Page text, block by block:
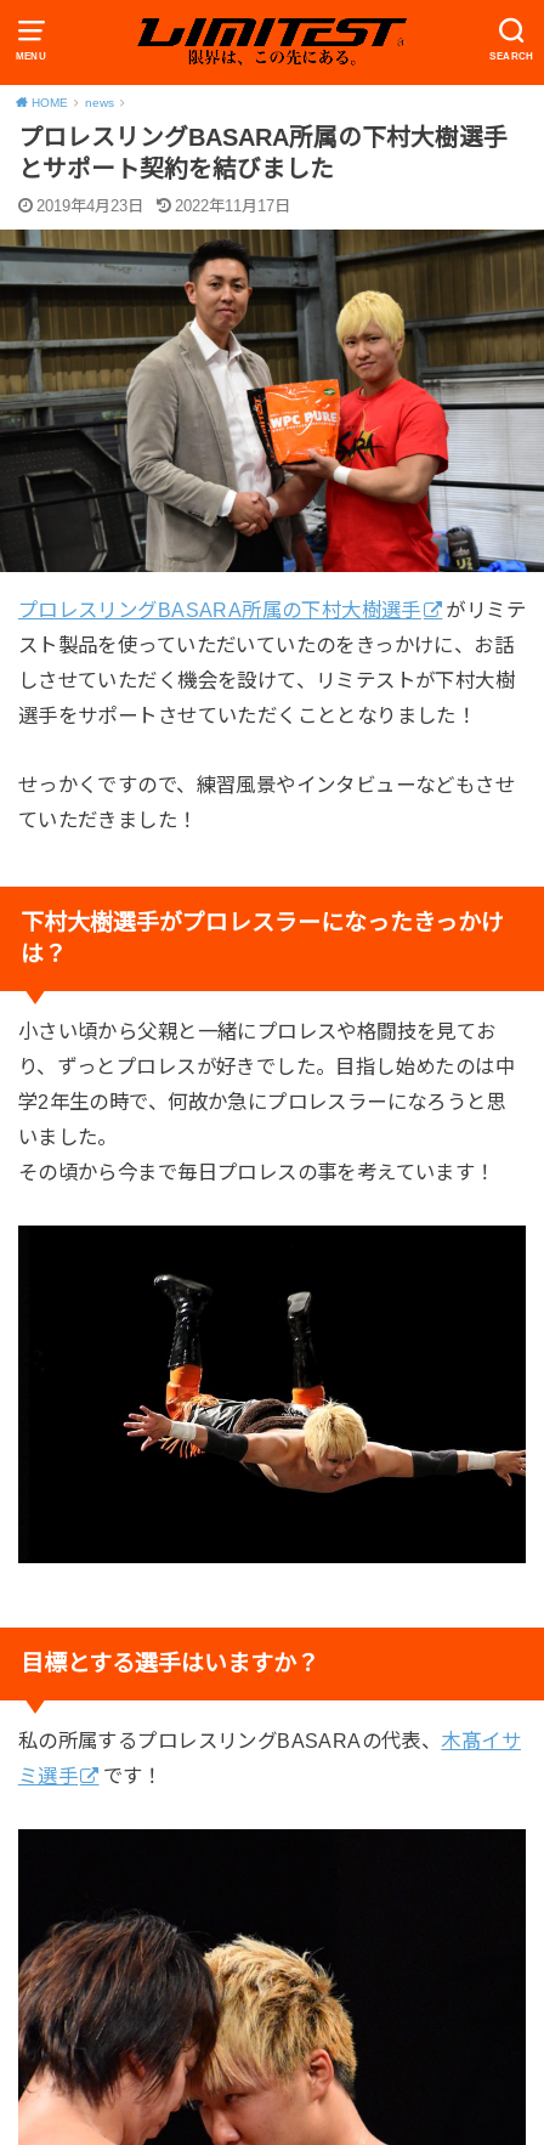
MENU SEARCH
HOME news
プロレスリングBASARA所属の下村大樹選手
とサポート契約を結びました
2019年4月23日 2022年11月17日
プロレスリングBASARA所属の下村大樹選手
がリミテ
スト製品を使っていただいていたのをきっかけに、お話
しさせていただく機会を設けて、リミテストが下村大樹
選手をサポートさせていただくこととなりました！
せっかくですので、練習風景やインタビューなどもさせ
ていただきました！
下村大樹選手がプロレスラーになったきっかけ
は？
小さい頃から父親と一緒にプロレスや格闘技を見てお
り、ずっとプロレスが好きでした。目指し始めたのは中
学2年生の時で、何故か急にプロレスラーになろうと思
いました。
その頃から今まで毎日プロレスの事を考えています！
目標とする選手はいますか？
私の所属するプロレスリングBASARAの代表、 木髙イサ
ミ選手
です！